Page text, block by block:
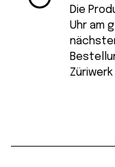
Die
Uhr am